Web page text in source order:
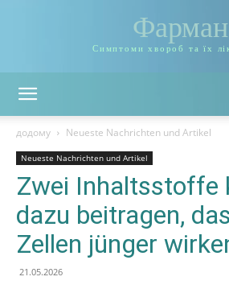
Фарман
Симптоми хвороб та їх
додому Neueste Nachrichten und Artikel
Neueste Nachrichten und Artikel
Zwei Inhaltsstoffe
dazu beitragen,
Zellen jünger
21.05.2026